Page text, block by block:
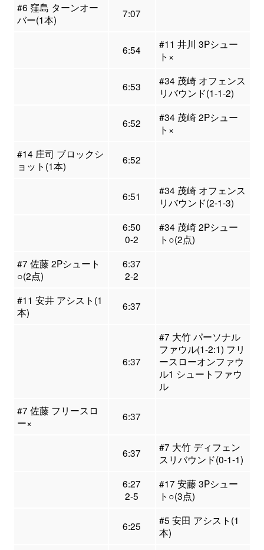
#6 窪島 ターンオー
バー(1本)
7:07
6:54
#11 井川 3Pシュー
ト×
6:53
#34 茂崎 オフェンス
リバウンド(1-1-2)
6:52
#34 茂崎 2Pシュー
ト×
#14 庄司 ブロックシ
ョット(1本)
6:52
6:51
#34 茂崎 オフェンス
リバウンド(2-1-3)
6:50
0-2
#34 茂崎 2Pシュー
ト○(2点)
#7 佐藤 2Pシュート
○(2点)
6:37
2-2
#11 安井 アシスト(1
本)
6:37
6:37
#7 大竹 パーソナル
ファウル(1-2:1) フリ
ースローオンファウ
ル1 シュートファウ
ル
#7 佐藤 フリースロ
ー×
6:37
6:37
#7 大竹 ディフェン
スリバウンド(0-1-1)
6:27
2-5
#17 安藤 3Pシュー
ト○(3点)
6:25
#5 安田 アシスト(1
本)